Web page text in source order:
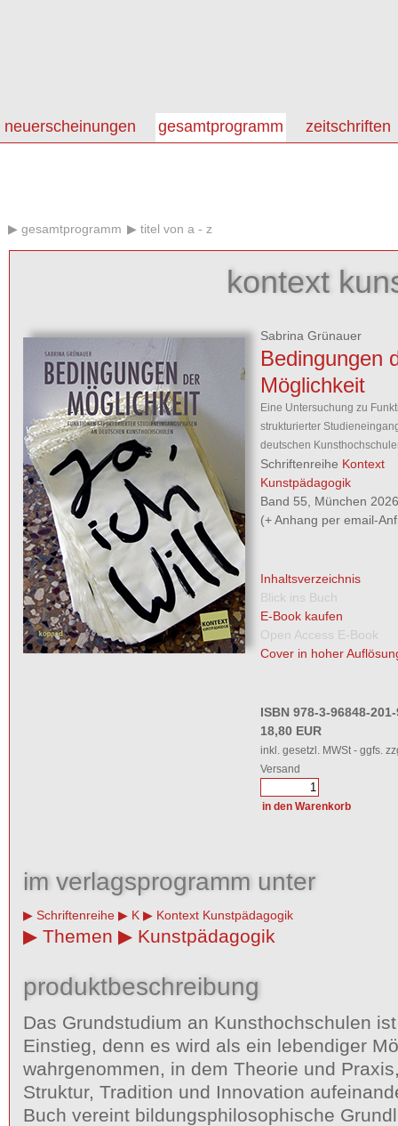
neuerscheinungen gesamtprogramm zeitschriften
gesamtprogramm titel von a - z
kontext
Sabrina Grünauer
Bedingungen
Möglichkeit
Eine Untersuchung zu
strukturierter
deutschen
Schriftenreihe Kontext
Kunstpädagogik
Band 55, München
(+ Anhang per email-
Inhaltsverzeichnis
Blick ins Buch
E-Book kaufen
Open Access E-Book
Cover in hoher
ISBN 978-3-96848-
18,80 EUR
inkl. gesetzl. MWSt - ggfs.
Versand
im verlagsprogramm unter
Schriftenreihe K Kontext Kunstpädagogik
Themen Kunstpädagogik
produktbeschreibung
Das Grundstudium an Kunsthochschulen
Einstieg, denn es wird als ein lebendiger
wahrgenommen, in dem Theorie und
Struktur, Tradition und Innovation
Buch vereint bildungsphilosophische